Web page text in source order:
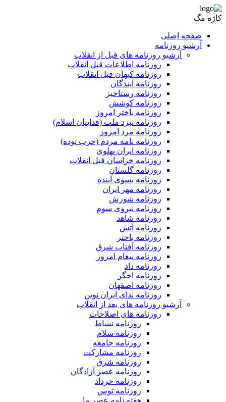
کاژه مگ
صفحه اصلی
آرشیو روزنامه
آرشیو روزنامه های قبل از انقلاب
روزنامه اطلاعات قبل انقلاب
روزنامه کیهان قبل انقلاب
روزنامه آیندگان
روزنامه رستاخیز
روزنامه کوشش
روزنامه باختر امروز
روزنامه نبرد ملت (فداییان اسلام)
روزنامه مرد امروز
روزنامه نامه مردم (حزب توده)
روزنامه ایران پهلوی
روزنامه خراسان قبل انقلاب
روزنامه گلستان
روزنامه بسوی آینده
روزنامه مهر ایران
روزنامه شورش
روزنامه نیروی سوم
روزنامه شاهد
روزنامه آتش
روزنامه باختر
روزنامه آفتاب شرق
روزنامه پیغام امروز
روزنامه داد
روزنامه اخگر
روزنامه اصفهان
روزنامه ندای ایران نوین
آرشیو روزنامه های بعد از انقلاب
روزنامه های اصلاحات
روزنامه نشاط
روزنامه سلام
روزنامه جامعه
روزنامه مشارکت
روزنامه شرق
روزنامه عصر آزادگان
روزنامه خرداد
روزنامه توس
هفته نامه عصر ما